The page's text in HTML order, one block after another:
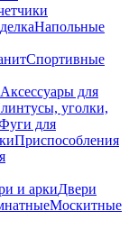
Напольные
Спортивные
Аксессуары для
уголки,
для
Приспособления
и аркиДвери
Москитные